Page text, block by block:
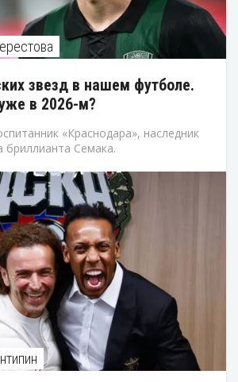
звезд в нашем футболе.
в 2026-м?
«Краснодара», наследник
бриллианта Семака.